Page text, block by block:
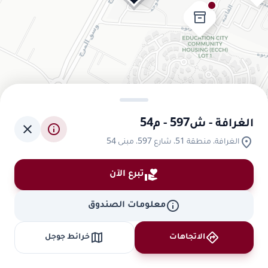
inventory_2
الغرافة - ش597 - م54
location_on الغرافة، منطقة 51، شارع 597، مبنى 54
info
close
volunteer_activismتبرع الآن
infoمعلومات الصندوق
directions الاتجاهات map خرائط جوجل